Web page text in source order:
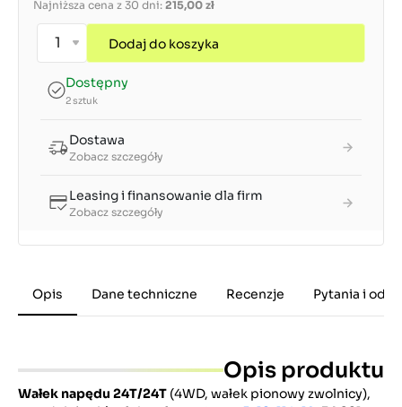
Najniższa cena z 30 dni: 215,00 zł
Dodaj do koszyka
Dostępny
2 sztuk
Dostawa
Zobacz szczegóły
Leasing i finansowanie dla firm
Zobacz szczegóły
Opis Dane techniczne Recenzje Pytania i
Opis produktu
Wałek napędu 24T/24T (4WD, wałek pionowy zwolnicy),